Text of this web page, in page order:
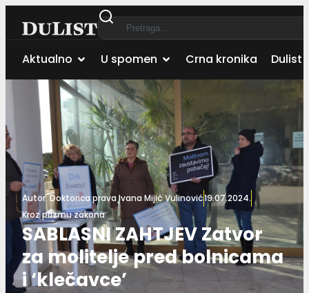
Aktualno U spomen Crna kronika Dulist
Autor:Doktorica prava Ivana Mijić Vulinović19.07.2024.
Kroz prizmu zakona
SABLASNI ZAHTJEV Zatvor
za molitelje pred bolnicama
i ‘klečavce’